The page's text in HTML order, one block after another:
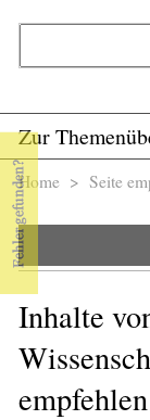
Zur
Sie sind
Home > Seite
Inhalte
empfehlen